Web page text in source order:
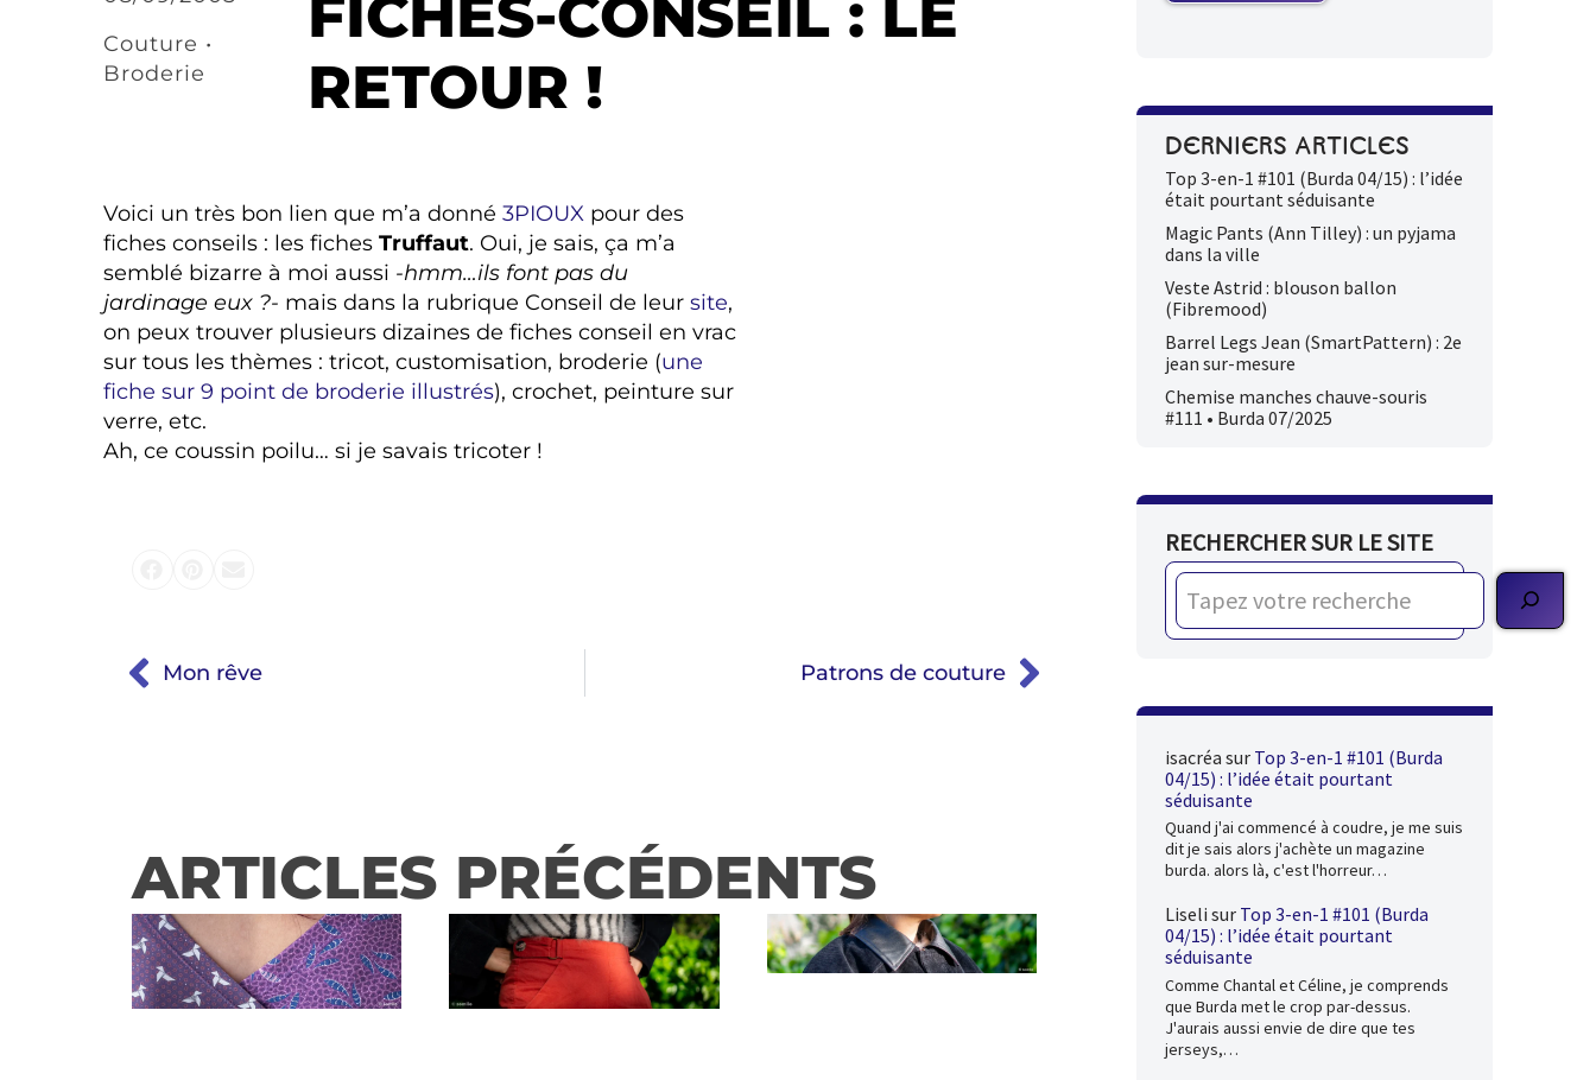
Couture •
Broderie
FICHES-CONSEIL : LE
RETOUR !
Voici un très bon lien que m’a donné 3PIOUX pour des
fiches conseils : les fiches Truffaut. Oui, je sais, ça m’a
semblé bizarre à moi aussi -hmm…ils font pas du
jardinage eux ?- mais dans la rubrique Conseil de leur site,
on peux trouver plusieurs dizaines de fiches conseil en vrac
sur tous les thèmes : tricot, customisation, broderie (une
fiche sur 9 point de broderie illustrés), crochet, peinture sur
verre, etc.
Ah, ce coussin poilu… si je savais tricoter !
Mon rêve Patrons de couture
ARTICLES PRÉCÉDENTS
DERNIERS ARTICLES
Top 3-en-1 #101 (Burda 04/15) : l’idée
était pourtant séduisante
Magic Pants (Ann Tilley) : un pyjama
dans la ville
Veste Astrid : blouson ballon
(Fibremood)
Barrel Legs Jean (SmartPattern) : 2e
jean sur-mesure
Chemise manches chauve-souris
#111 • Burda 07/2025
RECHERCHER SUR LE SITE
isacréa sur Top 3-en-1 #101 (Burda
04/15) : l’idée était pourtant
séduisante
Quand j'ai commencé à coudre, je me suis
dit je sais alors j'achète un magazine
burda. alors là, c'est l'horreur…
Liseli sur Top 3-en-1 #101 (Burda
04/15) : l’idée était pourtant
séduisante
Comme Chantal et Céline, je comprends
que Burda met le crop par-dessus.
J'aurais aussi envie de dire que tes
jerseys,…